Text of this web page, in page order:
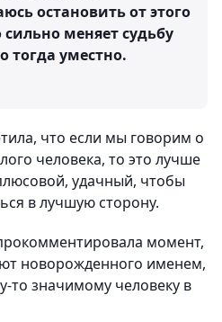
остановить от этого
меняет судьбу
тогда уместно.
что если мы говорим о
человека, то это лучше
удачный, чтобы
в лучшую сторону.
момент,
новорожденного именем,
значимому человеку в